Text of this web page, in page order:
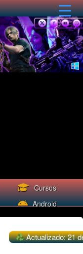
Cursos
Android
Actualizado: 21